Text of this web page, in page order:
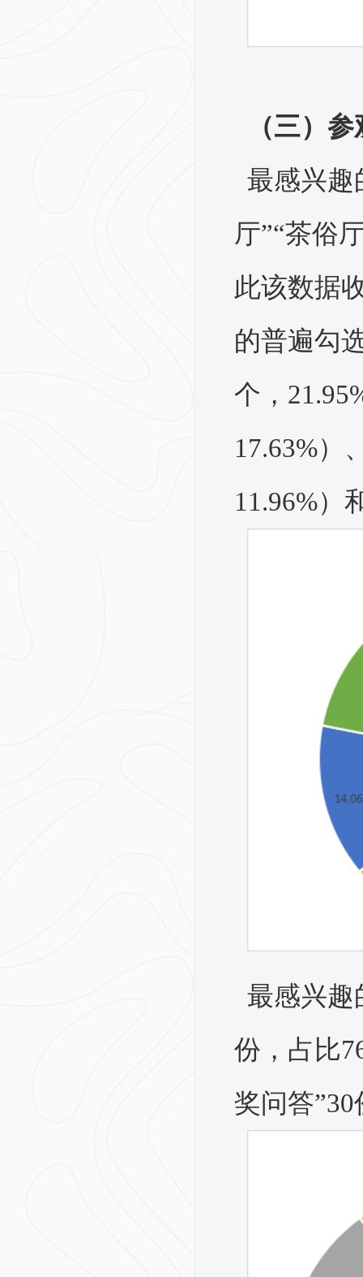
（三）
最感兴趣
厅”“茶俗
此该数据
的普遍勾
个，
17.63%）
11.96%）
最感兴趣
份，占比
奖问答